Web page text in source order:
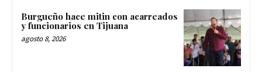
Burgueño hace mitin con acarreados
y funcionarios en Tijuana
agosto 8, 2026